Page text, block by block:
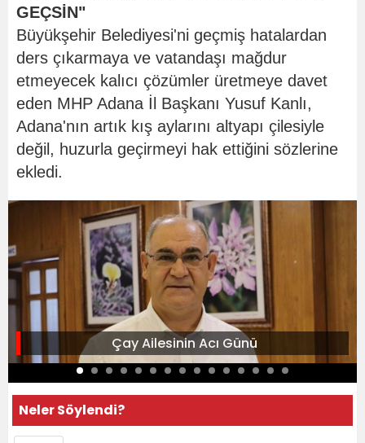
GEÇSİN"
Büyükşehir Belediyesi'ni geçmiş hatalardan
ders çıkarmaya ve vatandaşı mağdur
etmeyecek kalıcı çözümler üretmeye davet
eden MHP Adana İl Başkanı Yusuf Kanlı,
Adana'nın artık kış aylarını altyapı çilesiyle
değil, huzurla geçirmeyi hak ettiğini sözlerine
ekledi.
Çay Ailesinin Acı Günü
Neler Söylendi?